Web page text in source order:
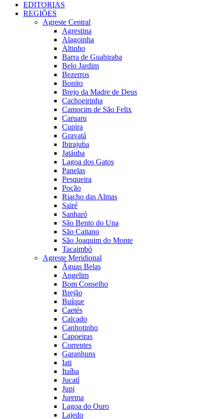
EDITORIAS
REGIÕES
Agreste Central
Agrestina
Alagoinha
Altinho
Barra de Guabiraba
Belo Jardim
Bezerros
Bonito
Brejo da Madre de Deus
Cachoeirinha
Camocim de São Felix
Caruaru
Cupira
Gravatá
Ibirajuba
Jatáuba
Lagoa dos Gatos
Panelas
Pesqueira
Poção
Riacho das Almas
Sairé
Sanharó
São Bento do Una
São Caitano
São Joaquim do Monte
Tacaimbó
Agreste Meridional
Águas Belas
Angelim
Bom Conselho
Brejão
Buíque
Caetés
Calçado
Canhotinho
Capoeiras
Correntes
Garanhuns
Iati
Itaíba
Jucatí
Jupi
Jurema
Lagoa do Ouro
Lajedo